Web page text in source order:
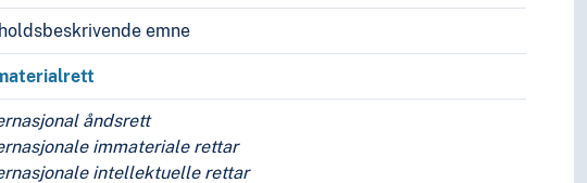
emne
åndsrett
immateriale rettar
intellektuelle rettar